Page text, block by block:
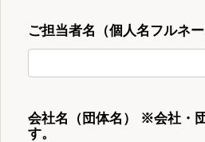
ご担当者名（個人名フルネー
会社名（団体名） ※会社・
す。